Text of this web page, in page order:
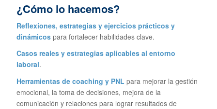
¿Cómo lo hacemos?
Reflexiones, estrategias y ejercicios prácticos y
dinámicospara fortalecer habilidades clave.
Casos reales y estrategias aplicables al entorno
laboral.
Herramientas de coaching y PNL para mejorar la gestión
emocional, la toma de decisiones, mejora de la
comunicación y relaciones para lograr resultados de